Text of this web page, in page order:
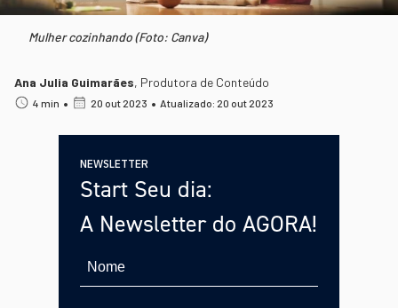
Mulher cozinhando (Foto: Canva)
Ana Julia Guimarães, Produtora de Conteúdo
4 min • 20 out 2023 • Atualizado: 20 out 2023
NEWSLETTER
Start Seu dia:
A Newsletter do AGORA!